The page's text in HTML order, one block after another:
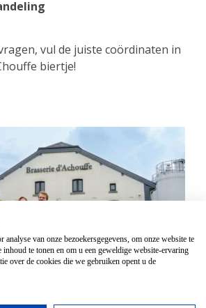
vul de juiste coördinaten in
biertje!
analyse van onze bezoekersgegevens, om onze website te
inhoud te tonen en om u een geweldige website-ervaring
over de cookies die we gebruiken opent u de